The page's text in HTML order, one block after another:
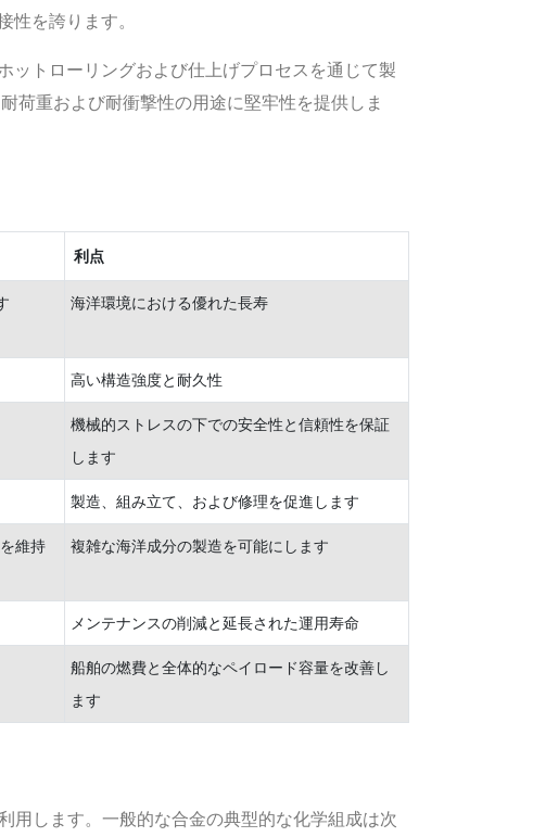
を誇ります。
ットローリングおよび仕上げプロセスを通じて製
荷重および耐衝撃性の用途に堅牢性を提供しま
利点
海洋環境における優れた長寿
高い構造強度と耐久性
機械的ストレスの下での安全性と信頼性を保証
します
製造、組み立て、および修理を促進します
維持
複雑な海洋成分の製造を可能にします
メンテナンスの削減と延長された運用寿命
船舶の燃費と全体的なペイロード容量を改善し
ます
用します。一般的な合金の典型的な化学組成は次